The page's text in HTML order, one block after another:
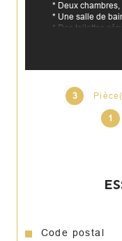
3
1
Caractéristiques Valeurs
Code postal
* Deux chambres,
* Une salle de
* Des toilettes
chauffage
Une **cave**
ce bien.
supplément.**
* Charges de